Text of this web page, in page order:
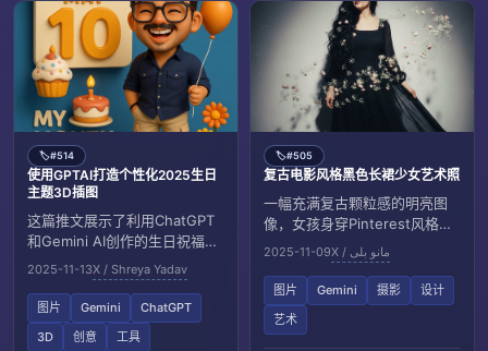
🏷️#514
使用GPTAI打造个性化2025生日
主题3D插图
这篇推文展示了利用ChatGPT
和Gemini AI创作的生日祝福特
别图片，包括3D皮克斯风格日
历、生日数字和可爱的小人物
形象，彰显创意与技术结合的
魅力。
2025-11-13X / Shreya Yadav
图片 Gemini
ChatGPT
3D
创意 工具
🏷️#505
复古电影风格黑色长裙少女艺术照
一幅充满复古颗粒感的明亮图
像，女孩身穿Pinterest风格的
黑色长款乔其纱连衣裙，长发
飘逸，花朵点缀，营造神秘浪
漫的艺术氛围，犹如好莱坞电
影场景。
2025-11-09 X / مانو بلی
图片 Gemini 摄影
设计
艺术